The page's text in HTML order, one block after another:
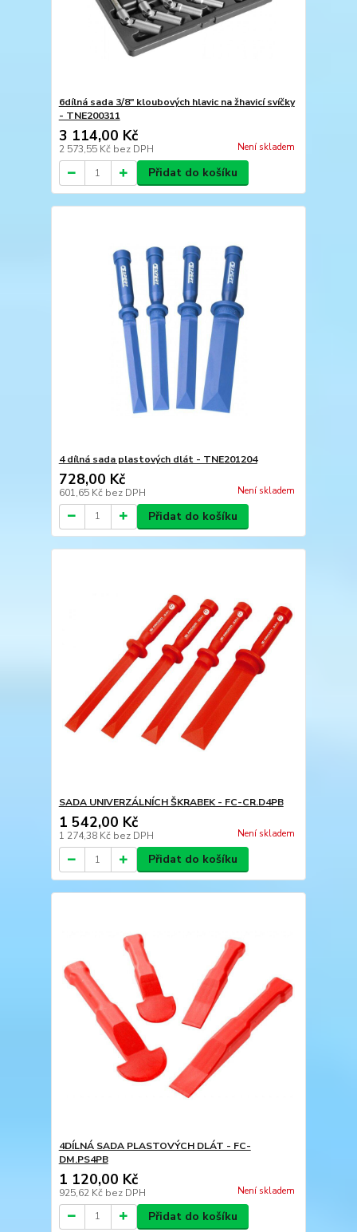
6dílná sada 3/8" kloubových hlavic na žhavicí svíčky
- TNE200311
3 114,00 Kč
2 573,55 Kč bez DPH Není skladem
Přidat do košíku
4 dílná sada plastových dlát - TNE201204
728,00 Kč
601,65 Kč bez DPH Není skladem
Přidat do košíku
SADA UNIVERZÁLNÍCH ŠKRABEK - FC-CR.D4PB
1 542,00 Kč
1 274,38 Kč bez DPH Není skladem
Přidat do košíku
4DÍLNÁ SADA PLASTOVÝCH DLÁT - FC-
DM.PS4PB
1 120,00 Kč
925,62 Kč bez DPH Není skladem
Přidat do košíku